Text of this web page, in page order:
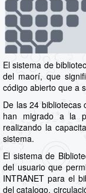
El sistema de
del maorí, que
código abierto que a
De las 24 bibliotecas
han migrado a la
realizando la
sistema.
El sistema de
del usuario que
INTRANET para el
del catalogo,